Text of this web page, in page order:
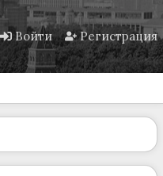
Войти Регистрация